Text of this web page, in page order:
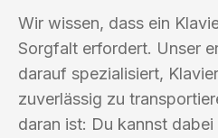
Wir wissen, dass ein
Sorgfalt erfordert. Unser
darauf spezialisiert,
zuverlässig zu
daran ist: Du kannst